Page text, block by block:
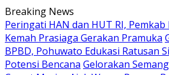
Langsung
ke
konten
Breaking News
Peringati HAN dan HUT RI,
Kemah Prasiaga Gerakan Pramuka
BPBD, Pohuwato Edukasi Ratusan
Potensi Bencana Gelorakan